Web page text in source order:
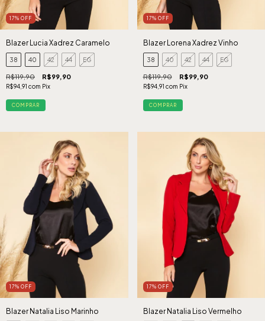
17% OFF
Blazer Lucia Xadrez Caramelo
38 40 42 44 EG
R$119,90 R$99,90
R$94,91 com Pix
COMPRAR
17% OFF
Blazer Lorena Xadrez Vinho
38 40 42 44 EG
R$119,90 R$99,90
R$94,91 com Pix
COMPRAR
17% OFF
Blazer Natalia Liso Marinho
17% OFF
Blazer Natalia Liso Vermelho